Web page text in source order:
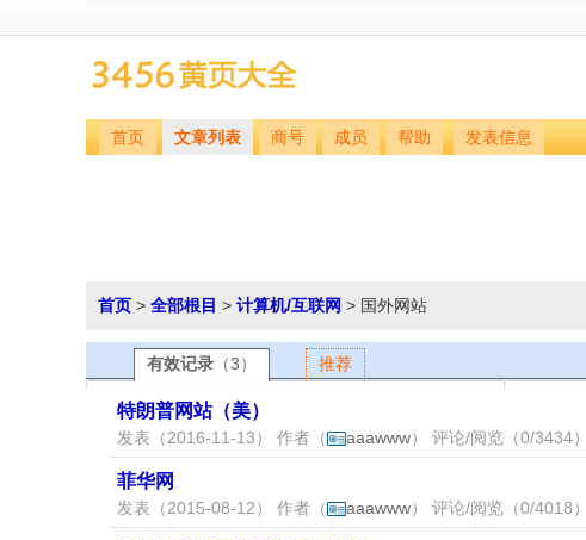
首页 文章列表 商号 成员 帮助 发表信息
首页 > 全部根目 > 计算机/互联网 > 国外网站
有效记录 （3） 推荐
特朗普网站（美）
发表（2016-11-13） 作者（ aaawww） 评论/阅览（0/3434）
菲华网
发表（2015-08-12） 作者（ aaawww） 评论/阅览（0/4018）